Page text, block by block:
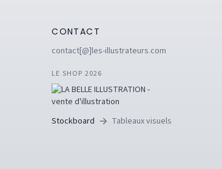
CONTACT
contact[@]les-illustrateurs.com
LE SHOP 2026
Stockboard Tableaux visuels